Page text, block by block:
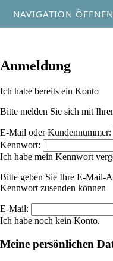
NAVIGATION ÖFFNEN
Anmeldung
Ich habe bereits ein Konto
Bitte melden Sie sich mit
E-Mail oder Kundennummer:
Kennwort:
Ich habe mein Kennwort
Bitte geben Sie Ihre E-Mail-
Kennwort zusenden können
E-Mail:
Ich habe noch kein Konto.
Meine persönlichen